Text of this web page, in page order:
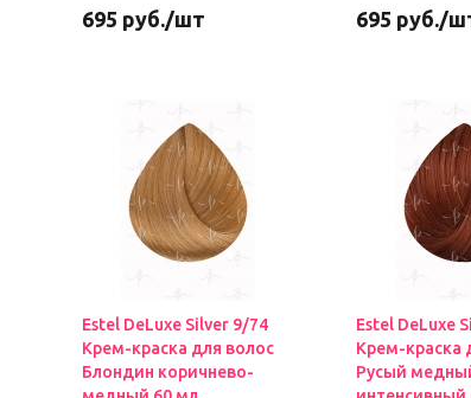
695 руб./шт 695 руб./
Estel DeLuxe Silver 9/74
Крем-краска для волос
Блондин коричнево-
Estel DeLuxe
Крем-краска
Русый